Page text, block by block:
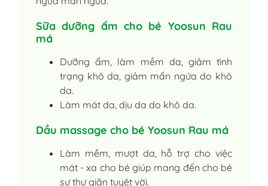
Sữa dưỡng ẩm cho bé Yoosun Rau
má
Dưỡng ẩm, làm mềm da, giảm tình
trạng khô da, giảm mẩn ngứa do khô
da.
Làm mát da, dịu da do khô da.
Dầu massage cho bé Yoosun Rau má
Làm mềm, mượt da, hỗ trợ cho việc
mát - xa cho bé giúp mang đến cho bé
sự thư giãn tuyệt vời.